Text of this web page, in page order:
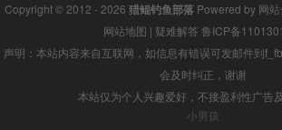
Copyright © 2012 - 2026 猎鲲钓鱼部落Powered by 网
网站地图 | 疑难解答 鲁ICP备
声明：本站内容来自互联网，如信息有错误可发邮件到
会及时纠正，谢谢
本站仅为个人兴趣爱好，不接盈利性广告
小男孩